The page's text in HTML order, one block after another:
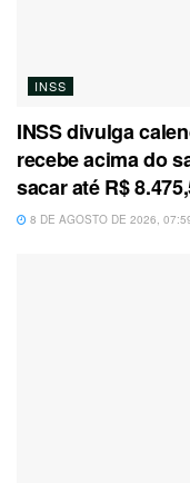
INSS
INSS divulga
recebe acima do
sacar até R$
8 DE AGOSTO DE 2026,